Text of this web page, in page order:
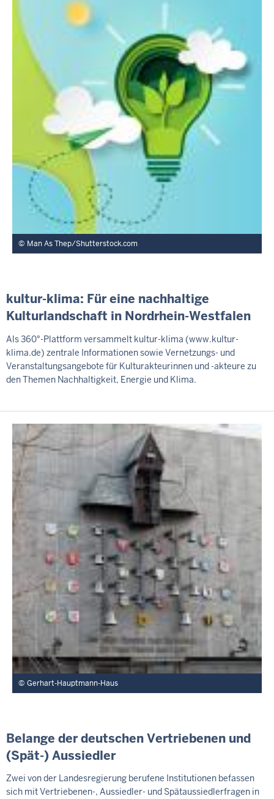
Man As Thep/Shutterstock.com
kultur-klima: Für eine nachhaltige
Kulturlandschaft in Nordrhein-Westfalen
Als 360°-Plattform versammelt kultur-klima (www.kultur-
klima.de) zentrale Informationen sowie Vernetzungs- und
Veranstaltungsangebote für Kulturakteurinnen und -akteure zu
den Themen Nachhaltigkeit, Energie und Klima.
Gerhart-Hauptmann-Haus
Belange der deutschen Vertriebenen und
(Spät-) Aussiedler
Zwei von der Landesregierung berufene Institutionen befassen
sich mit Vertriebenen-, Aussiedler- und Spätaussiedlerfragen in